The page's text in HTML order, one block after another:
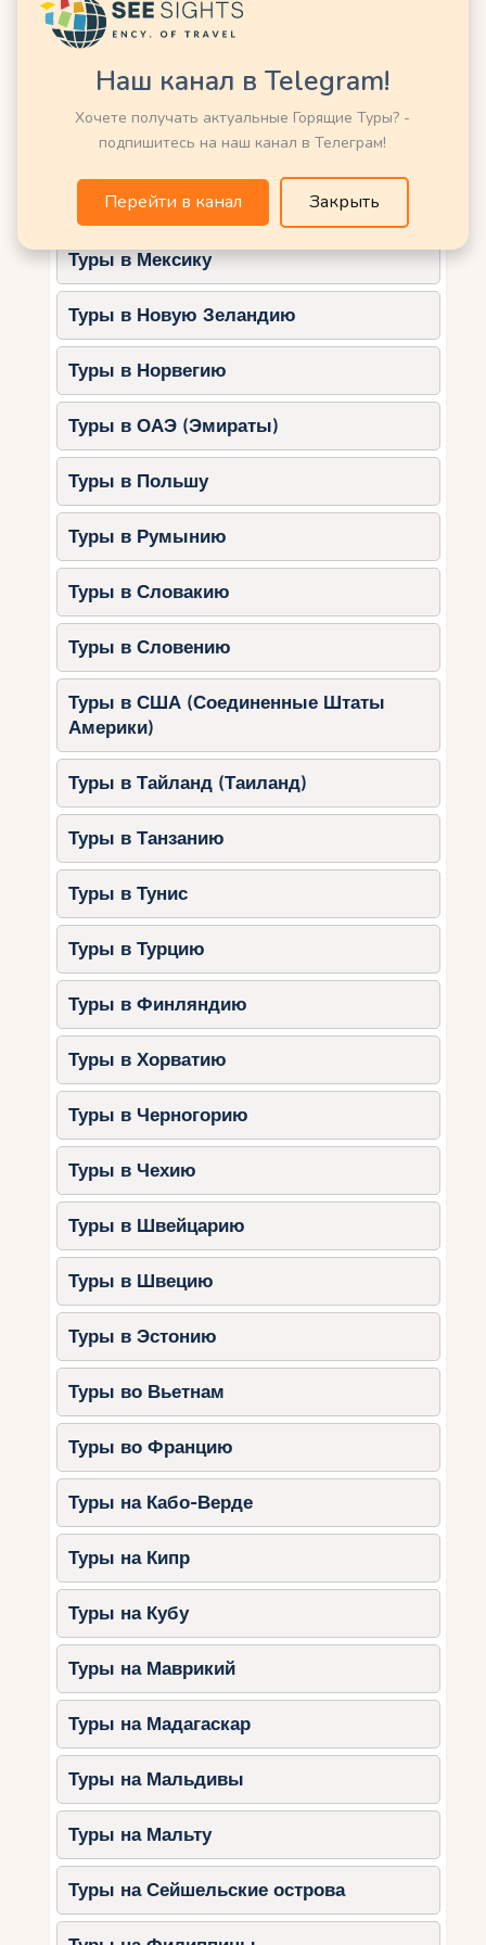
работает в сентябре.
Отправиться на морскую прогулку.
4. Несебр
Несебр — это город-музей, который идеально
сочетает пляжный отдых и культурные
достопримечательности.
Особенности:
Уютные пляжи с чистой водой.
Исторический старый город,
включённый в список ЮНЕСКО.
Аутентичные рестораны и кафе.
Что делать:
Посетить музеи и церкви старого
города.
Совершить прогулку на лодке.
Полюбоваться закатом на
набережной.
5. Созополь
историей и атмосферой.
Особенности:
Тихая и расслабляющая атмосфера.
Узкие улочки старого города с
традиционными домами.
Прекрасные пляжи для семейного
Что делать:
Устроить пикник на пляже.
Посетить местные сувенирные лавки.
Развлечения для детей и
взрослых
1. Морские прогулкиМногие курорты
предлагают прогулки на яхтах и катерах. Это
отличная возможность насладиться морским
бризом и посмотреть побережье с воды.
2. Посещение аквапарков
аквапарки продолжают работать в сентябре,
предлагая горки, бассейны и зоны для
малышей.
3. Исторические экскурсии
Старый город Несебра.
Созополь и его древние церкви.
Крепость в Балчике.
4. Природные прогулки
Национальный парк «Золотые Пески».
Природный заповедник «Балтата».
Озеро Поморие — уникальное место
для наблюдения за птицами.
Полезные советы для
осеннего отдыха
Берите с собой одежду для разной
погоды.Осенью погода может быть
переменчивой, поэтому захватите
тёплую одежду и обувь.
Выбирайте отели с
подогреваемыми бассейнами.
позволит наслаждаться водными
развлечениями даже в прохладные
Туры в Кению
Туры в Китай
Туры в Латвию
Туры в Марокко
Туры в Мексику
Туры в Новую Зеландию
Туры в Норвегию
Туры в ОАЭ (Эмираты)
Туры в Польшу
Туры в Румынию
Туры в Словакию
Туры в Словению
Туры в США (Соединенные Штаты
Америки)
Туры в Тайланд (Таиланд)
Туры в Танзанию
Туры в Тунис
Туры в Турцию
Туры в Финляндию
Туры в Хорватию
Туры в Черногорию
Туры в Чехию
Туры в Швейцарию
Туры в Швецию
Туры в Эстонию
Туры во Вьетнам
Туры во Францию
Туры на Кабо-Верде
Туры на Кипр
Туры на Кубу
Туры на Маврикий
Туры на Мадагаскар
Туры на Мальдивы
Туры на Мальту
Туры на Сейшельские острова
Наш канал в Telegram!
Хочете получать актуальные Горящие Туры? -
подпишитесь на наш канал в Телеграм!
Перейти в канал Закрыть